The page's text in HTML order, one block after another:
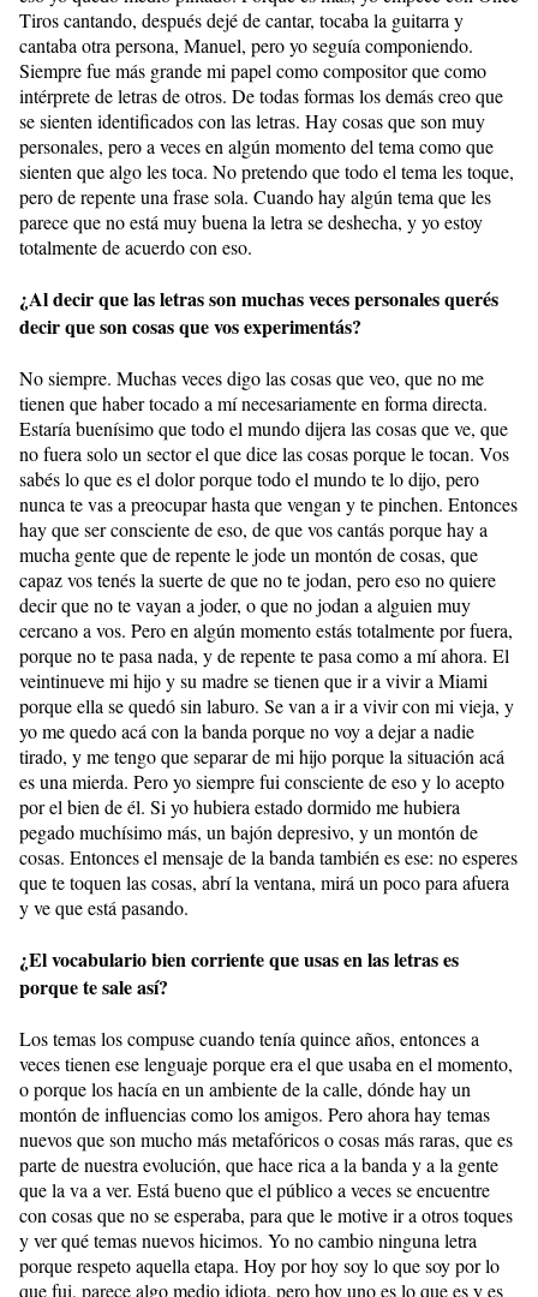
Tiros cantando, después dejé de cantar, tocaba la guitarra y
cantaba otra persona, Manuel, pero yo seguía componiendo.
Siempre fue más grande mi papel como compositor que como
intérprete de letras de otros. De todas formas los demás creo que
se sienten identificados con las letras. Hay cosas que son muy
personales, pero a veces en algún momento del tema como que
sienten que algo les toca. No pretendo que todo el tema les toque,
pero de repente una frase sola. Cuando hay algún tema que les
parece que no está muy buena la letra se deshecha, y yo estoy
totalmente de acuerdo con eso.
¿Al decir que las letras son muchas veces personales querés
decir que son cosas que vos experimentás?
No siempre. Muchas veces digo las cosas que veo, que no me
tienen que haber tocado a mí necesariamente en forma directa.
Estaría buenísimo que todo el mundo dijera las cosas que ve, que
no fuera solo un sector el que dice las cosas porque le tocan. Vos
sabés lo que es el dolor porque todo el mundo te lo dijo, pero
nunca te vas a preocupar hasta que vengan y te pinchen. Entonces
hay que ser consciente de eso, de que vos cantás porque hay a
mucha gente que de repente le jode un montón de cosas, que
capaz vos tenés la suerte de que no te jodan, pero eso no quiere
decir que no te vayan a joder, o que no jodan a alguien muy
cercano a vos. Pero en algún momento estás totalmente por fuera,
porque no te pasa nada, y de repente te pasa como a mí ahora. El
veintinueve mi hijo y su madre se tienen que ir a vivir a Miami
porque ella se quedó sin laburo. Se van a ir a vivir con mi vieja, y
yo me quedo acá con la banda porque no voy a dejar a nadie
tirado, y me tengo que separar de mi hijo porque la situación acá
es una mierda. Pero yo siempre fui consciente de eso y lo acepto
por el bien de él. Si yo hubiera estado dormido me hubiera
pegado muchísimo más, un bajón depresivo, y un montón de
cosas. Entonces el mensaje de la banda también es ese: no esperes
que te toquen las cosas, abrí la ventana, mirá un poco para afuera
y ve que está pasando.
¿El vocabulario bien corriente que usas en las letras es
porque te sale así?
Los temas los compuse cuando tenía quince años, entonces a
veces tienen ese lenguaje porque era el que usaba en el momento,
o porque los hacía en un ambiente de la calle, dónde hay un
montón de influencias como los amigos. Pero ahora hay temas
nuevos que son mucho más metafóricos o cosas más raras, que es
parte de nuestra evolución, que hace rica a la banda y a la gente
que la va a ver. Está bueno que el público a veces se encuentre
con cosas que no se esperaba, para que le motive ir a otros toques
y ver qué temas nuevos hicimos. Yo no cambio ninguna letra
porque respeto aquella etapa. Hoy por hoy soy lo que soy por lo
que fui, parece algo medio idiota, pero hoy uno es lo que es y es